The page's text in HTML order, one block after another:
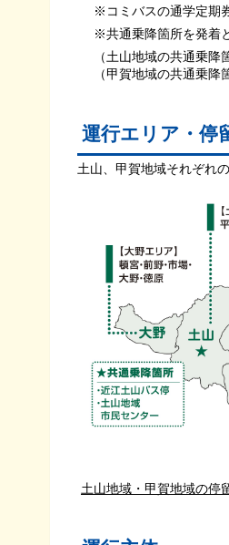
※コミバスの通学定期券
※共通乗降箇所を発着
（土山地域の共通乗降
（甲賀地域の共通乗降
運行エリア・停
土山、甲賀地域それぞれ
土山地域・甲賀地域の停